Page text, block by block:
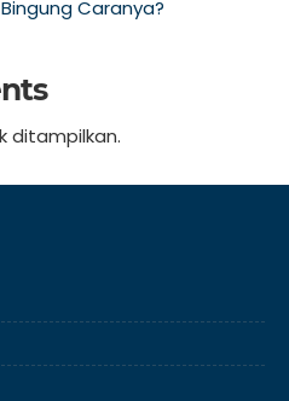
Caranya?
ditampilkan.